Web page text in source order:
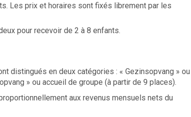
Les prix et horaires sont fixés librement par les
pour recevoir de 2 à 8 enfants.
distingués en deux catégories : « Gezinsopvang » ou
» ou accueil de groupe (à partir de 9 places).
aux revenus mensuels nets du